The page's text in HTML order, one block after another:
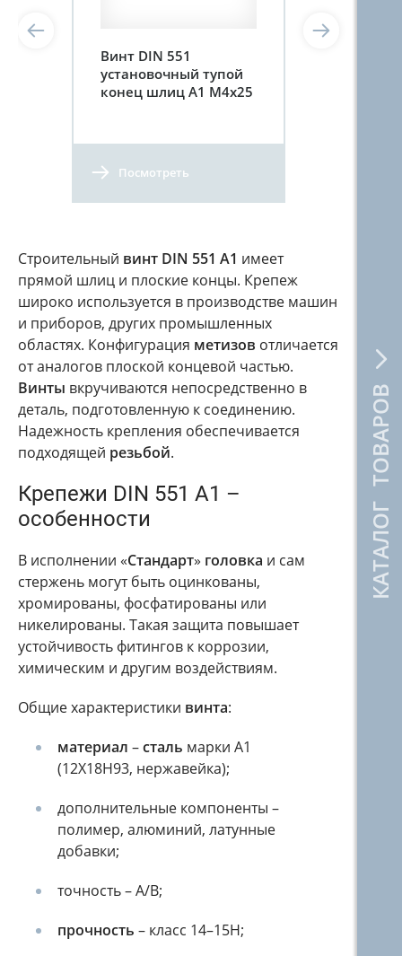
КАТАЛОГ ТОВАРОВ
Винт DIN 551
установочный тупой
конец шлиц A1 М4х25
Посмотреть
Строительный винт DIN 551 A1 имеет
прямой шлиц и плоские концы. Крепеж
широко используется в производстве машин
и приборов, других промышленных
областях. Конфигурация метизов отличается
от аналогов плоской концевой частью.
Винты вкручиваются непосредственно в
деталь, подготовленную к соединению.
Надежность крепления обеспечивается
подходящей резьбой.
Крепежи DIN 551 A1 –
особенности
В исполнении «Стандарт» головка и сам
стержень могут быть оцинкованы,
хромированы, фосфатированы или
никелированы. Такая защита повышает
устойчивость фитингов к коррозии,
химическим и другим воздействиям.
Общие характеристики винта:
материал –сталь марки А1
(12Х18Н93, нержавейка);
дополнительные компоненты –
полимер, алюминий, латунные
добавки;
точность – А/В;
прочность – класс 14–15Н;